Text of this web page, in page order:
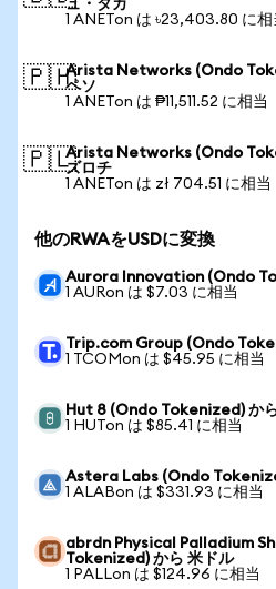
ュ・タカ
1 ANETon は ৳23,403.80 に相
🇵🇭Arista Networks (Ondo
ペソ
1 ANETon は ₱11,511.52 に相当
🇵🇱Arista Networks (Ondo
ズロチ
1 ANETon は zł 704.51 に相当
他のRWAをUSDに変換
Aurora Innovation (Ondo
1 AURon は $7.03 に相当
Trip.com Group (Ondo
1 TCOMon は $45.95 に相当
Hut 8 (Ondo Tokenized) か
1 HUTon は $85.41 に相当
Astera Labs (Ondo
1 ALABon は $331.93 に相当
abrdn Physical Palladium
Tokenized) から 米ドル
1 PALLon は $124.96 に相当